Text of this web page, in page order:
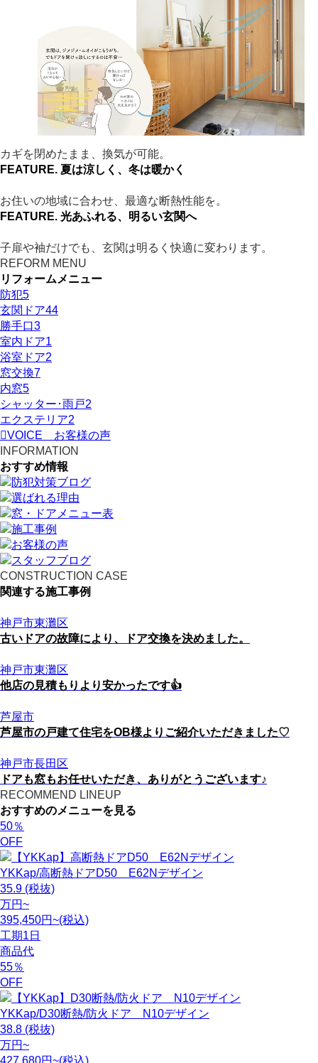
カギを閉めたまま、換気が可能。
FEATURE. 夏は涼しく、冬は暖かく
お住いの地域に合わせ、最適な断熱性能を。
FEATURE. 光あふれる、明るい玄関へ
子扉や袖だけでも、玄関は明るく快適に変わります。
REFORM MENU
リフォームメニュー
防犯5
玄関ドア44
勝手口3
室内ドア1
浴室ドア2
窓交換7
内窓5
シャッター･雨戸2
エクステリア2
VOICE
お客様の声
INFORMATION
おすすめ情報
CONSTRUCTION CASE
関連する施工事例
神戸市東灘区
古いドアの故障により、ドア交換を決めました。
神戸市東灘区
他店の見積もりより安かったです👍
芦屋市
芦屋市の戸建て住宅をOB様よりご紹介いただきました♡
神戸市長田区
ドアも窓もお任せいただき、ありがとうございます♪
RECOMMEND LINEUP
おすすめのメニューを見る
50％
OFF
YKKap/高断熱ドアD50 E62Nデザイン
35.9 (税抜)
万円~
395,450円~(税込)
工期1日
商品代
55％
OFF
YKKap/D30断熱/防火ドア N10デザイン
38.8 (税抜)
万円~
427,680円~(税込)